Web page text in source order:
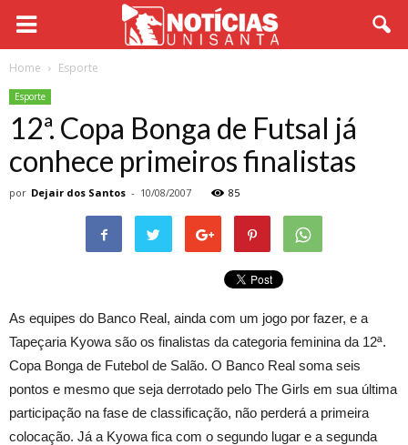
Home Esporte
Esporte
12ª. Copa Bonga de Futsal já
conhece primeiros finalistas
por Dejair dos Santos - 10/08/2007 85
As equipes do Banco Real, ainda com um jogo por fazer, e a
Tapeçaria Kyowa são os finalistas da categoria feminina da 12ª.
Copa Bonga de Futebol de Salão. O Banco Real soma seis
pontos e mesmo que seja derrotado pelo The Girls em sua última
participação na fase de classificação, não perderá a primeira
colocação. Já a Kyowa fica com o segundo lugar e a segunda